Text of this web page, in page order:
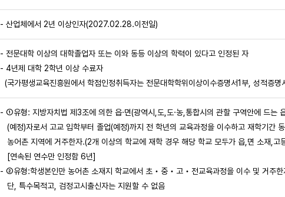
- 산업체에서 2년 이상인자(2027.02.28.이전일)
- 전문대학 이상의 대학졸업자 또는 이와 동등 이상의 학력이 있다고 인정된 자
- 4년제 대학 2학년 이상 수료자
(국가평생교육진흥원에서 학점인정취득자는 전문대학학위이상이수증명서1부, 성적증명
- ①유형: 지방자치법 제3조에 의한 읍·면(광역시,도,도·농,통합시의 관할 구역안에 드는
(예정)자로서 고교 입학부터 졸업(예정)까지 전 학년의 교육과정을 이수하고 재학기간
농어촌 지역에 거주한자.(2개 이상의 학교에 재학 경우 해당 학교 모두가 읍,면 소재,고
[연속된 연수만 인정함 6년]
- ②유형:학생본인만 농어촌 소재지 학교에서 초‧중‧고‧전교육과정을 이수 및 거주한
단, 특수목적고, 검정고시출신자는 지원할 수 없음